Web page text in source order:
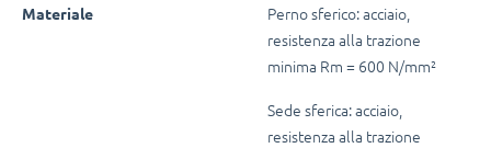
Materiale
Perno sferico: acciaio,
resistenza alla trazione
minima Rm = 600 N/mm²
Sede sferica: acciaio,
resistenza alla trazione